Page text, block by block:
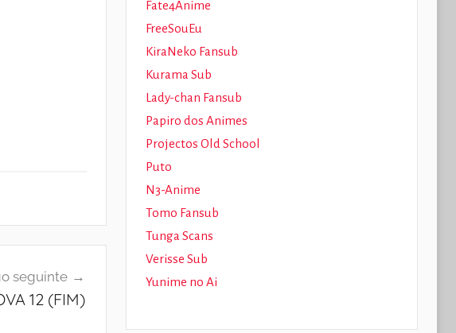
seguinte
12 (FIM)
Fate4Anime
FreeSouEu
KiraNeko Fansub
Kurama Sub
Lady-chan Fansub
Papiro dos Animes
Projectos Old School
Puto
N3-Anime
Tomo Fansub
Tunga Scans
Verisse Sub
Yunime no Ai